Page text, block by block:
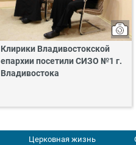
Клирики Владивостокской
епархии посетили СИЗО №1 г.
Владивостока
Церковная жизнь